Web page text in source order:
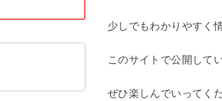
少しでもわかりやすく
このサイトで公開して
ぜひ楽しんでいってく